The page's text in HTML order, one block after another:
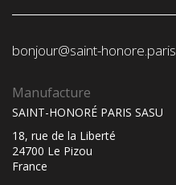
bonjour@saint-honore.paris
Manufacture
SAINT-HONORÉ PARIS SASU
18, rue de la Liberté
24700 Le Pizou
France